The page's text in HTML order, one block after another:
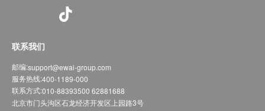
联系我们
邮编:support@ewai-group.com
服务热线:400-1189-000
联系方式:010-88393500 62881688
北京市门头沟区石龙经济开发区上园路3号